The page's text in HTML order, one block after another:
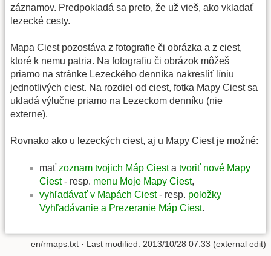
záznamov. Predpokladá sa preto, že už vieš, ako vkladať
lezecké cesty.
Mapa Ciest pozostáva z fotografie či obrázka a z ciest,
ktoré k nemu patria. Na fotografiu či obrázok môžeš
priamo na stránke Lezeckého denníka nakresliť líniu
jednotlivých ciest. Na rozdiel od ciest, fotka Mapy Ciest sa
ukladá výlučne priamo na Lezeckom denníku (nie
externe).
Rovnako ako u lezeckých ciest, aj u Mapy Ciest je možné:
mať zoznam tvojich Máp Ciesta tvoriť nové Mapy
Ciest- resp. menu Moje Mapy Ciest,
vyhľadávať v Mapách Ciest- resp. položky
Vyhľadávanie a Prezeranie Máp Ciest.
en/rmaps.txt · Last modified: 2013/10/28 07:33 (external edit)